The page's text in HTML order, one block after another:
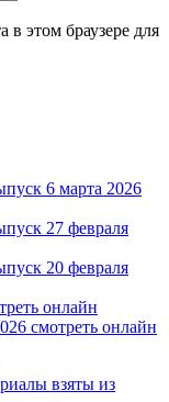
в этом браузере для
6 марта 2026
27 февраля
20 февраля
онлайн
смотреть онлайн
взяты из